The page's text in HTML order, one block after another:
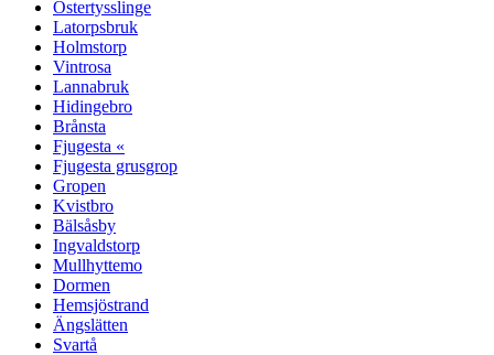
Östertysslinge
Latorpsbruk
Holmstorp
Vintrosa
Lannabruk
Hidingebro
Brånsta
Fjugesta «
Fjugesta grusgrop
Gropen
Kvistbro
Bälsåsby
Ingvaldstorp
Mullhyttemo
Dormen
Hemsjöstrand
Ängslätten
Svartå